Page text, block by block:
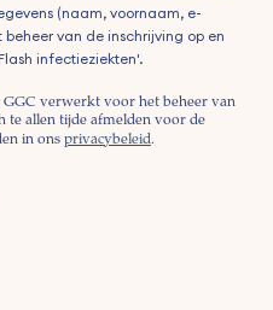
(naam, voornaam, e-
van de inschrijving op en
infectieziekten'.
verwerkt voor het beheer van
te allen tijde afmelden voor de
in ons privacybeleid.